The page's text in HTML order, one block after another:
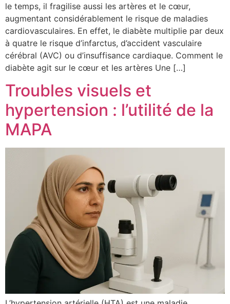
le temps, il fragilise aussi les artères et le cœur,
augmentant considérablement le risque de maladies
cardiovasculaires. En effet, le diabète multiplie par deux
à quatre le risque d’infarctus, d’accident vasculaire
cérébral (AVC) ou d’insuffisance cardiaque. Comment le
diabète agit sur le cœur et les artères Une […]
Troubles visuels et
hypertension : l’utilité de la
MAPA